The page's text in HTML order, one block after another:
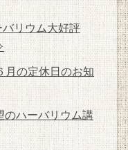
バリウム大好評
の定休日のお知
ハーバリウム講